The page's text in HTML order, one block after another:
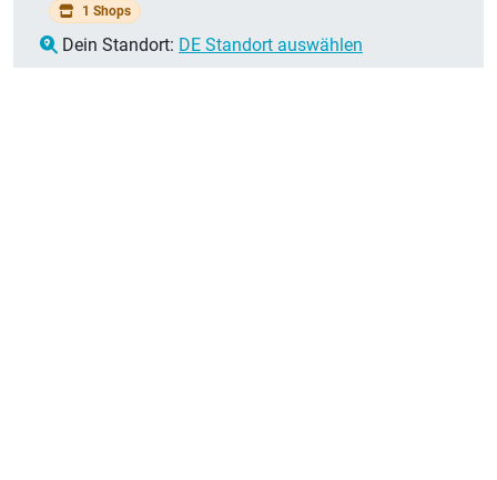
1 Shops
Dein Standort: DE Standort auswählen